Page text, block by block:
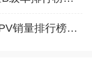
2025年9月全国自主燃油车MPV销量排行榜完整版(批发量